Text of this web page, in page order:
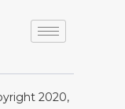
2020,